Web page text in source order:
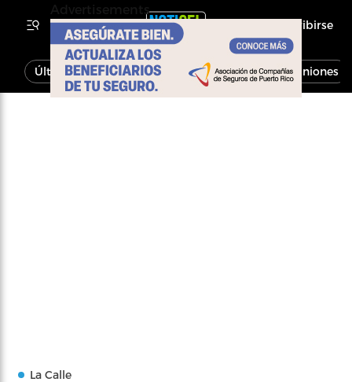
Inscribirse
Última Hora Noticias Economía Opiniones
La Calle
Advertisements